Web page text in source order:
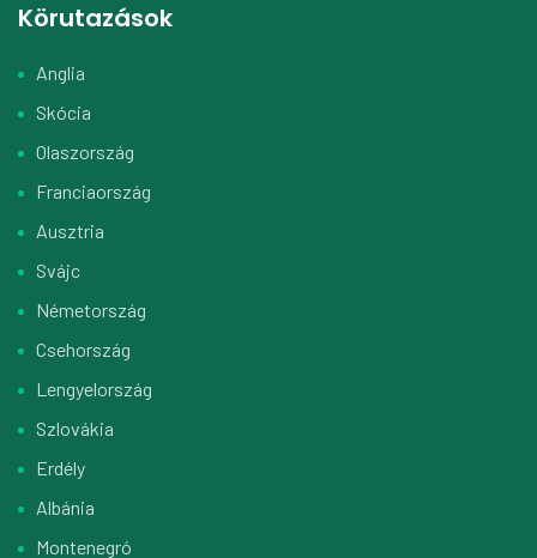
Körutazások
Anglia
Skócia
Olaszország
Franciaország
Ausztria
Svájc
Németország
Csehország
Lengyelország
Szlovákia
Erdély
Albánia
Montenegró